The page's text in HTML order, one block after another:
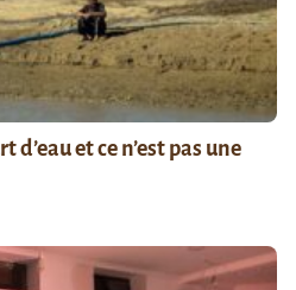
d’eau et ce n’est pas une